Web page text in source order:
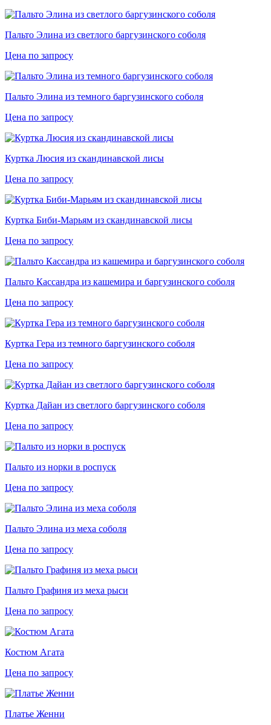
Пальто Элина из светлого баргузинского соболя
Цена по запросу
Пальто Элина из темного баргузинского соболя
Цена по запросу
Куртка Люсия из скандинавской лисы
Цена по запросу
Куртка Биби-Марьям из скандинавской лисы
Цена по запросу
Пальто Кассандра из кашемира и баргузинского соболя
Цена по запросу
Куртка Гера из темного баргузинского соболя
Цена по запросу
Куртка Дайан из светлого баргузинского соболя
Цена по запросу
Пальто из норки в роспуск
Цена по запросу
Пальто Элина из меха соболя
Цена по запросу
Пальто Графиня из меха рыси
Цена по запросу
Костюм Агата
Цена по запросу
Платье Женни